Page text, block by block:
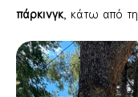
πάρκινγκ, κάτω από